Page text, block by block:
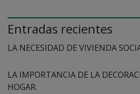
Entradas recientes
LA NECESIDAD DE VIVIENDA
LA IMPORTANCIA DE LA
HOGAR.